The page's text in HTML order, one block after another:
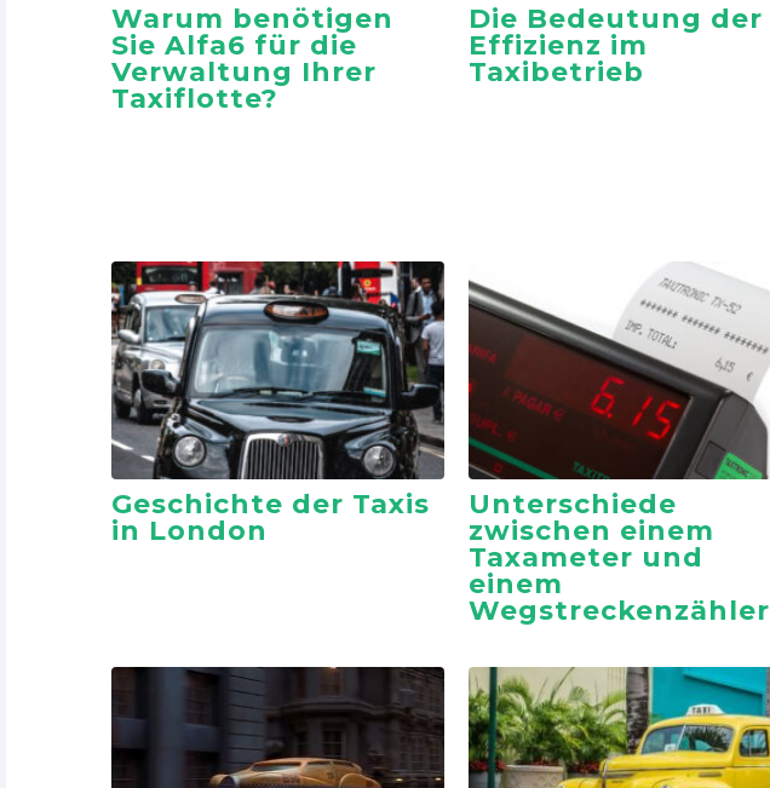
Warum benötigen
Sie Alfa6 für die
Verwaltung Ihrer
Taxiflotte?
Die Bedeutung der
Effizienz im
Taxibetrieb
Geschichte der Taxis
in London
Unterschiede
zwischen einem
Taxameter und
einem
Wegstreckenzähler